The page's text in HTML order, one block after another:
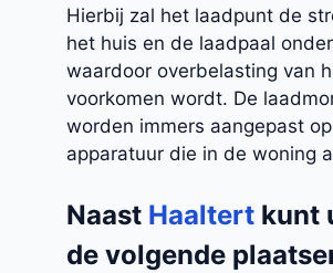
Hierbij zal het laadpunt de
het huis en de laadpaal
waardoor overbelasting van
voorkomen wordt. De
worden immers aangepast
apparatuur die in de woning
Naast Haaltert kunt
de volgende